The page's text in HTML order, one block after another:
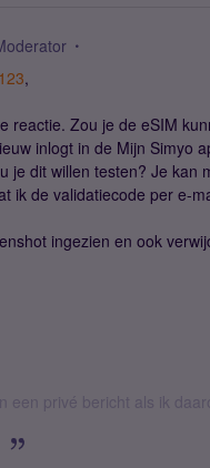
,
reactie. Zou je de eSIM
inlogt in de Mijn Simyo
je dit willen testen? Je kan
ik de validatiecode per e-
ingezien en ook
een privé bericht als ik